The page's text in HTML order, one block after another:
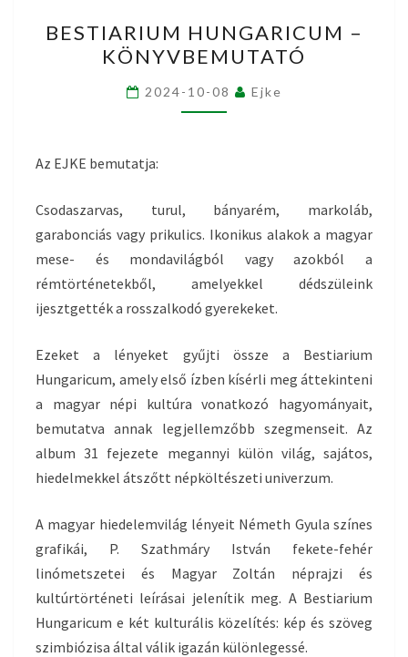
HUNGARICUM
–
KÖNYVBEMUTATÓ
BESTIARIUM HUNGARICUM –
KÖNYVBEMUTATÓ
2024-10-08 Ejke
Az EJKE bemutatja:
Csodaszarvas, turul, bányarém, markoláb,
garabonciás vagy prikulics. Ikonikus alakok a magyar
mese- és mondavilágból vagy azokból a
rémtörténetekből, amelyekkel dédszüleink
ijesztgették a rosszalkodó gyerekeket.
Ezeket a lényeket gyűjti össze a Bestiarium
Hungaricum, amely első ízben kísérli meg áttekinteni
a magyar népi kultúra vonatkozó hagyományait,
bemutatva annak legjellemzőbb szegmenseit. Az
album 31 fejezete megannyi külön világ, sajátos,
hiedelmekkel átszőtt népköltészeti univerzum.
A magyar hiedelemvilág lényeit Németh Gyula színes
grafikái, P. Szathmáry István fekete-fehér
linómetszetei és Magyar Zoltán néprajzi és
kultúrtörténeti leírásai jelenítik meg. A Bestiarium
Hungaricum e két kulturális közelítés: kép és szöveg
szimbiózisa által válik igazán különlegessé.